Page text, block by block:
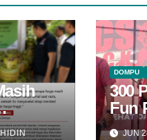
DOMPU
300
Fun
JUN